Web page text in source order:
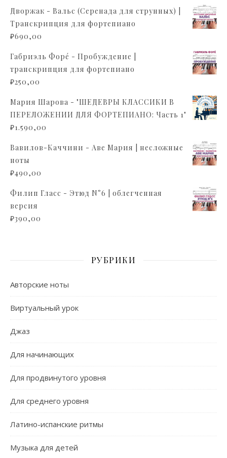
Дворжак - Вальс (Серенада для струнных) |
Транскрипция для фортепиано
₽690,00
Габриэль Форé - Пробуждение |
транскрипция для фортепиано
₽250,00
Мария Шарова - "ШЕДЕВРЫ КЛАССИКИ В
ПЕРЕЛОЖЕНИИ ДЛЯ ФОРТЕПИАНО: Часть 1"
₽1.590,00
Вавилов-Каччини - Аве Мария | несложные
ноты
₽490,00
Филип Гласс - Этюд N°6 | облегченная
версия
₽390,00
РУБРИКИ
Авторские ноты
Виртуальный урок
Джаз
Для начинающих
Для продвинутого уровня
Для среднего уровня
Латино-испанские ритмы
Музыка для детей